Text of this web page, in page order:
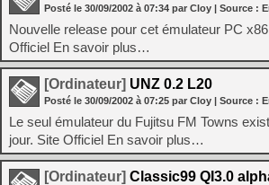
Posté le 30/09/2002 à 07:34 par Cloy | Source :
Nouvelle release pour cet émulateur PC
Officiel En savoir plus…
[Ordinateur] UNZ 0.2 L20
Posté le 30/09/2002 à 07:25 par Cloy | Source :
Le seul émulateur du Fujitsu FM Towns
jour. Site Officiel En savoir plus…
[Ordinateur] Classic99 QI3.0